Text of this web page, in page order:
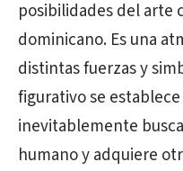
posibilidades del arte
dominicano. Es una
distintas fuerzas y
figurativo se
inevitablemente
humano y adquiere